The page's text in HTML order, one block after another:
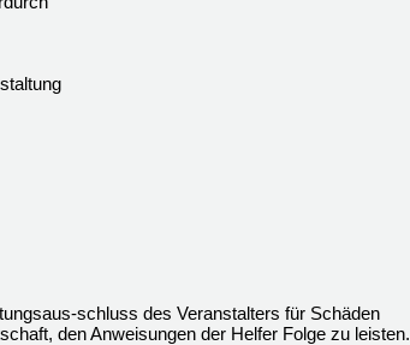
schluss des Veranstalters für Schäden
den Anweisungen der Helfer Folge zu leisten.